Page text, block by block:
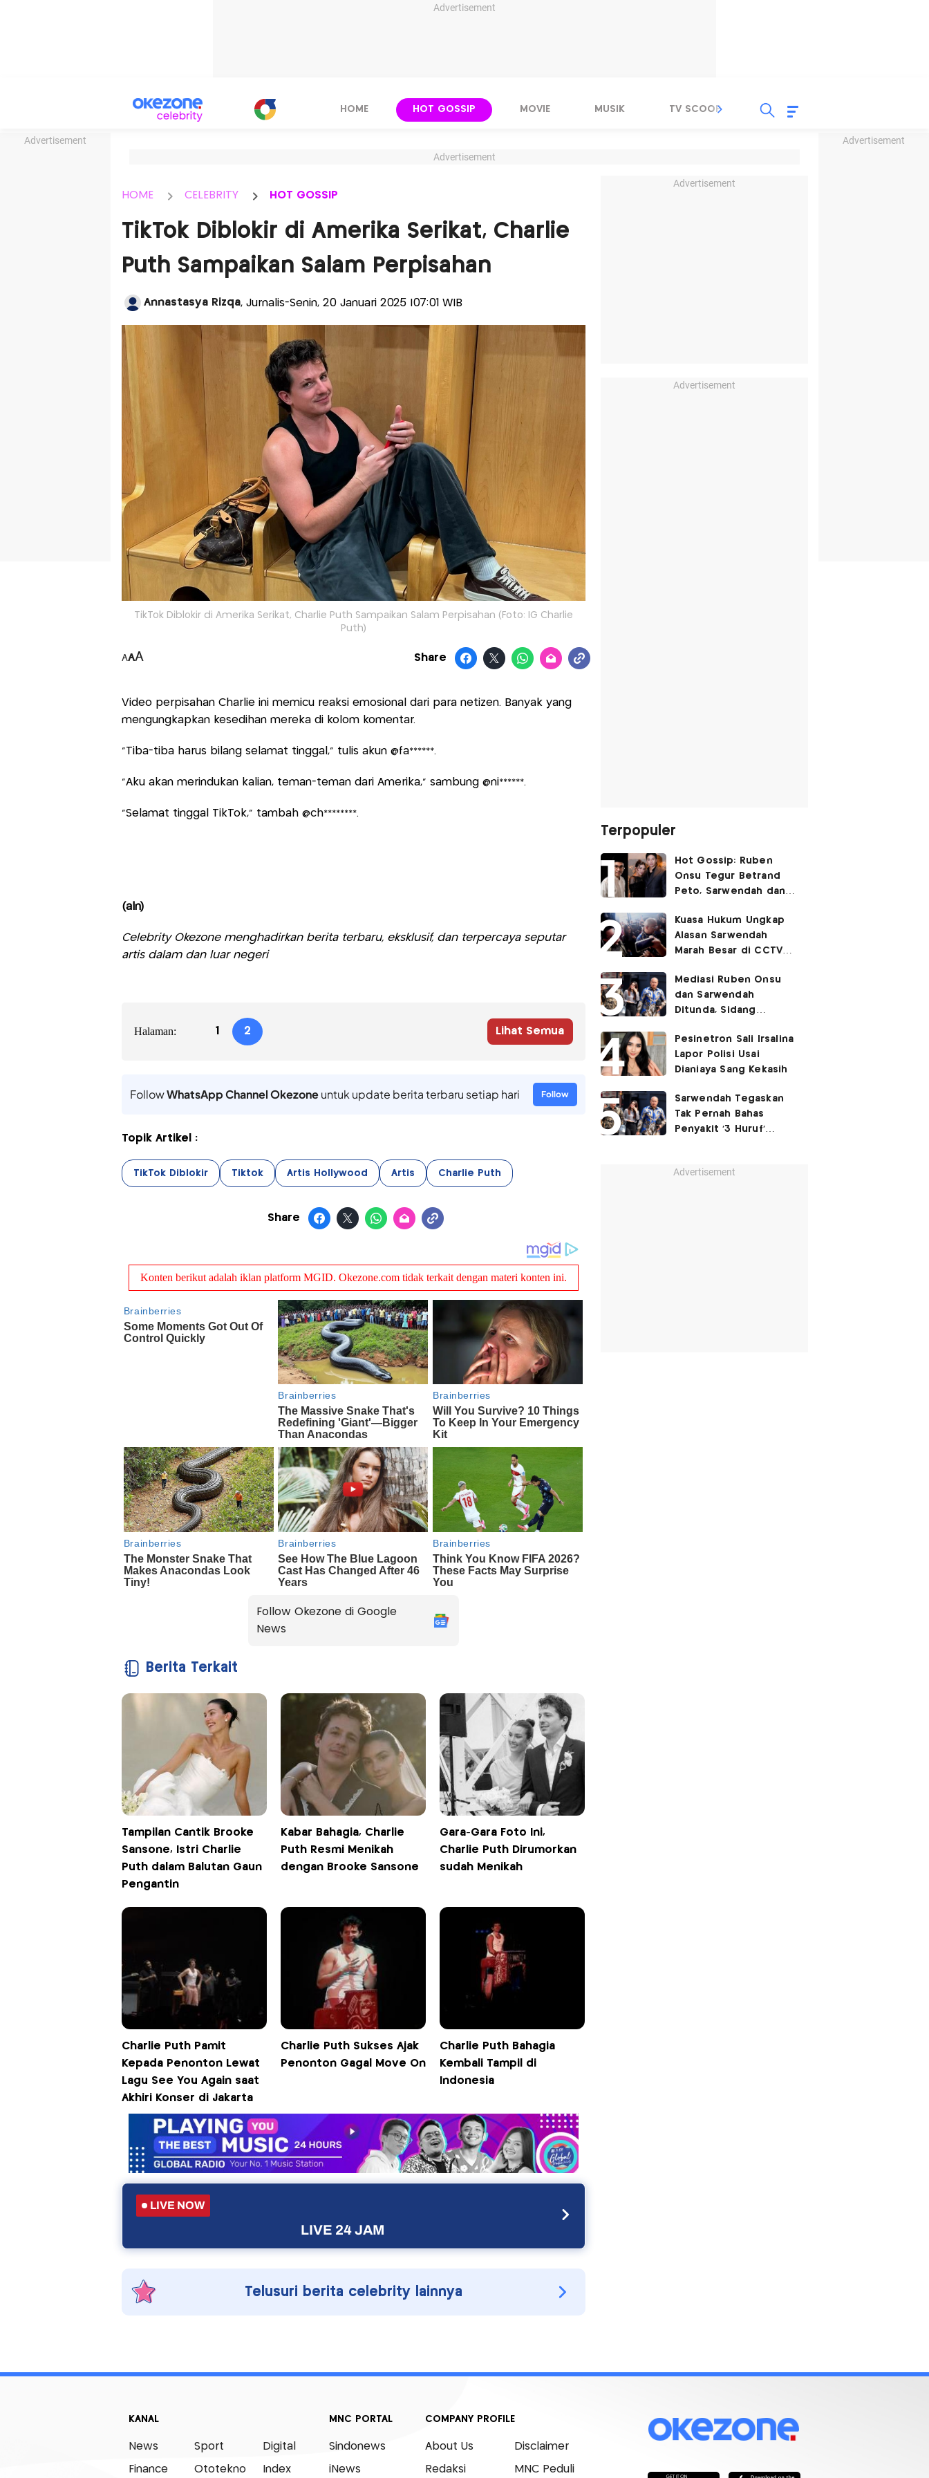
Advertisement
Advertisement Advertisement
HOME HOT GOSSIP MOVIE MUSIK TV SCOOP LIRIK
Advertisement
HOME CELEBRITY HOT GOSSIP
TikTok Diblokir di Amerika Serikat, Charlie
Puth Sampaikan Salam Perpisahan
Annastasya Rizqa, Jurnalis-Senin, 20 Januari 2025 |07:01 WIB
TikTok Diblokir di Amerika Serikat, Charlie Puth Sampaikan Salam Perpisahan (Foto: IG Charlie
Puth)
AAA Share
Video perpisahan Charlie ini memicu reaksi emosional dari para netizen. Banyak yang
mengungkapkan kesedihan mereka di kolom komentar.
“Tiba-tiba harus bilang selamat tinggal,” tulis akun @fa******.
“Aku akan merindukan kalian, teman-teman dari Amerika,” sambung @ni******.
“Selamat tinggal TikTok,” tambah @ch********.
(aln)
Celebrity Okezone menghadirkan berita terbaru, eksklusif, dan terpercaya seputar
artis dalam dan luar negeri
Halaman: 1 2 Lihat Semua
FollowWhatsApp Channel Okezoneuntuk update berita terbaru setiap hari Follow
Topik Artikel :
TikTok Diblokir Tiktok Artis Hollywood Artis Charlie Puth
Share
Follow Okezone di Google
News
Berita Terkait
Tampilan Cantik Brooke
Sansone, Istri Charlie
Puth dalam Balutan Gaun
Pengantin
Kabar Bahagia, Charlie
Puth Resmi Menikah
dengan Brooke Sansone
Gara-Gara Foto Ini,
Charlie Puth Dirumorkan
sudah Menikah
Charlie Puth Pamit
Kepada Penonton Lewat
Lagu See You Again saat
Akhiri Konser di Jakarta
Charlie Puth Sukses Ajak
Penonton Gagal Move On
Charlie Puth Bahagia
Kembali Tampil di
Indonesia
LIVE NOW
LIVE 24 JAM
Telusuri berita celebrity lainnya
Advertisement
Advertisement
Terpopuler
Hot Gossip: Ruben
Onsu Tegur Betrand
Peto, Sarwendah dan
Kemesraan
Kuasa Hukum Ungkap
Alasan Sarwendah
Marah Besar di CCTV
Kecewa Mendalam
Mediasi Ruben Onsu
dan Sarwendah
Ditunda, Sidang
Pesinetron Sali Irsalina
Lapor Polisi Usai
Dianiaya Sang Kekasih
Sarwendah Tegaskan
Tak Pernah Bahas
Penyakit '3 Huruf'
Advertisement
KANAL
News
Finance
Sport
Ototekno
Digital
Index
MNC PORTAL
Sindonews
iNews
COMPANY PROFILE
About Us
Redaksi
Disclaimer
MNC Peduli